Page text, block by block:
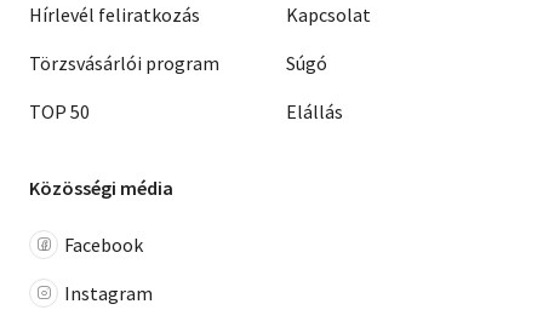
Hírlevél feliratkozás
Törzsvásárlói program
TOP 50
Kapcsolat
Súgó
Elállás
Közösségi média
Facebook
Instagram